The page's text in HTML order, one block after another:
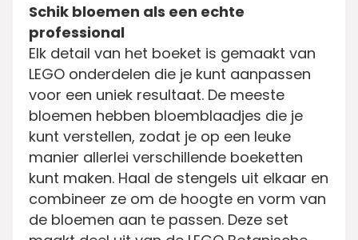
Schik bloemen als een echte
professional
Elk detail van het boeket is gemaakt van
LEGO onderdelen die je kunt aanpassen
voor een uniek resultaat. De meeste
bloemen hebben bloemblaadjes die je
kunt verstellen, zodat je op een leuke
manier allerlei verschillende boeketten
kunt maken. Haal de stengels uit elkaar en
combineer ze om de hoogte en vorm van
de bloemen aan te passen. Deze set